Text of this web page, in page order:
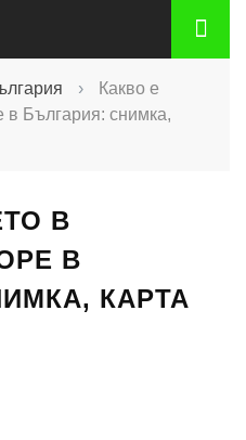
›
Какво е
България: снимка,
В
В
КАРТА